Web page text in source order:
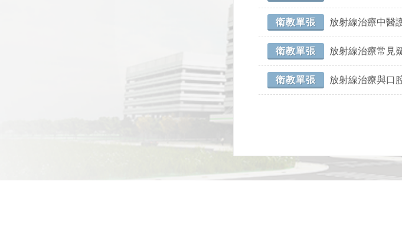
衛教單張 放射線治療中醫
衛教單張 放射線治療常見
衛教單張 放射線治療與口